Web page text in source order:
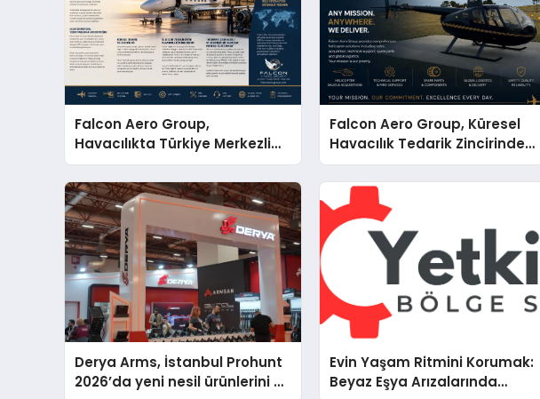
Falcon Aero Group,
Havacılıkta Türkiye Merkezli
Küresel Çözüm Ortağı Olma
Yolunda İlerliyor
Falcon Aero Group, Küresel
Havacılık Tedarik Zincirinde
Türkiye’den Dünyaya Açılıyor
Derya Arms, İstanbul Prohunt
2026’da yeni nesil ürünlerini ve
Evin Yaşam Ritmini Korumak:
Beyaz Eşya Arızalarında